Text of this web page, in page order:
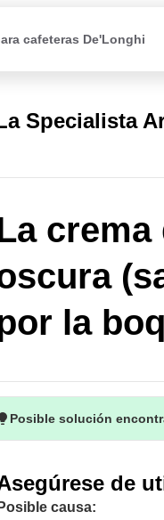
cafeteras De'Longhi
Specialista
crema
la
Posible solución
de
Posible causa: